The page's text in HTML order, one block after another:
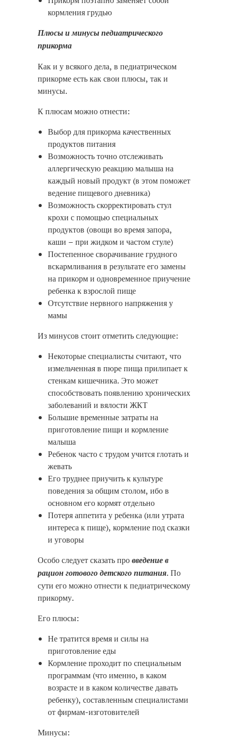
кормления грудью
Плюсы и минусы педиатрического
прикорма
Как и у всякого дела, в педиатрическом
прикорме есть как свои плюсы, так и
минусы.
К плюсам можно отнести:
Выбор для прикорма качественных
продуктов питания
Возможность точно отслеживать
аллергическую реакцию малыша на
каждый новый продукт (в этом поможет
ведение пищевого дневника)
Возможность скорректировать стул
крохи с помощью специальных
продуктов (овощи во время запора,
каши – при жидком и частом стуле)
Постепенное сворачивание грудного
вскармливания в результате его замены
на прикорм и одновременное приучение
ребенка к взрослой пище
Отсутствие нервного напряжения у
мамы
Из минусов стоит отметить следующие:
Некоторые специалисты считают, что
измельченная в пюре пища прилипает к
стенкам кишечника. Это может
способствовать появлению хронических
заболеваний и вялости ЖКТ
Большие временные затраты на
приготовление пищи и кормление
малыша
Ребенок часто с трудом учится глотать и
жевать
Его труднее приучить к культуре
поведения за общим столом, ибо в
основном его кормят отдельно
Потеря аппетита у ребенка (или утрата
интереса к пище), кормление под сказки
и уговоры
Особо следует сказать про введение в
рацион готового детского питания. По
сути его можно отнести к педиатрическому
прикорму.
Его плюсы:
Не тратится время и силы на
приготовление еды
Кормление проходит по специальным
программам (что именно, в каком
возрасте и в каком количестве давать
ребенку), составленным специалистами
от фирмам-изготовителей
Минусы: